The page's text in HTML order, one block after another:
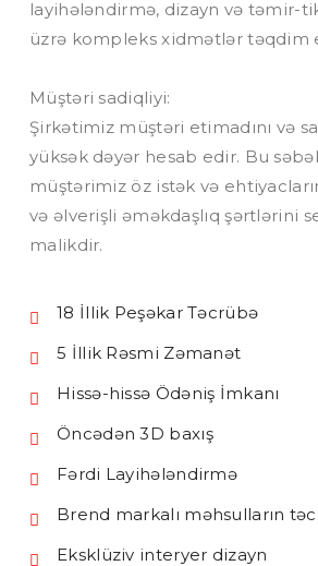
layihələndirmə, dizayn və təmir-
üzrə kompleks xidmətlər təqdim
Müştəri sadiqliyi:
Şirkətimiz müştəri etimadını və
yüksək dəyər hesab edir. Bu
müştərimiz öz istək və
və əlverişli əməkdaşlıq şərtlərini
malikdir.
18 İllik Peşəkar Təcrübə
5 İllik Rəsmi Zəmanət
Hissə-hissə Ödəniş İmkanı
Öncədən 3D baxış
Fərdi Layihələndirmə
Brend markalı məhsulların
Eksklüziv interyer dizayn